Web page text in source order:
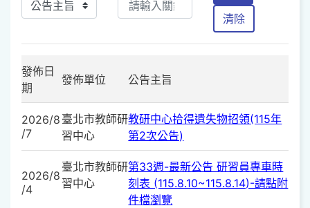
清除
發佈日
期
發佈單位 公告主旨
2026/8
/7
臺北市教師研
習中心
教研中心拾得遺失物招領(115年
第2次公告)
2026/8
/4
臺北市教師研
習中心
第33週-最新公告 研習員專車時
刻表 (115.8.10~115.8.14)-請點附
件檔瀏覽